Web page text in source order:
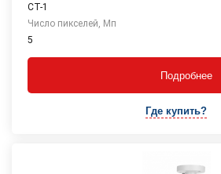
СТ-1
Число пикселей, Мп
5
Подробнее
Где купить?